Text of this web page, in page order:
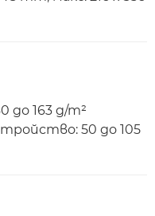
до 163 g/m²
50 до 105